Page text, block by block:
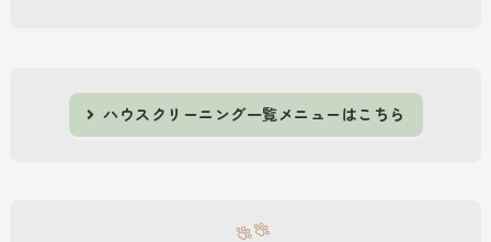
ハウスクリーニング一覧メニューはこちら